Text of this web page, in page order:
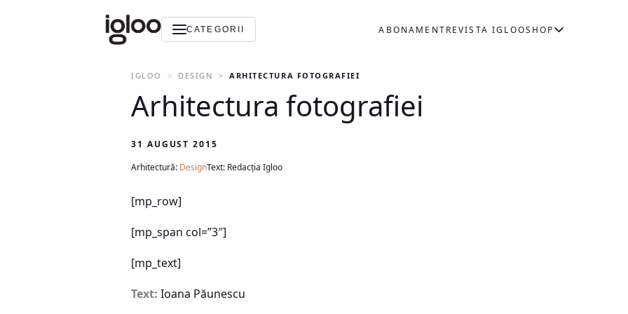
CATEGORII ABONAMENTREVISTA IGLOOSHOP
IGLOO DESIGN ARHITECTURA FOTOGRAFIEI
Arhitectura fotografiei
31 AUGUST 2015
Arhitectură: DesignText: Redacția Igloo
[mp_row]
[mp_span col=”3″]
[mp_text]
Text: Ioana Păunescu